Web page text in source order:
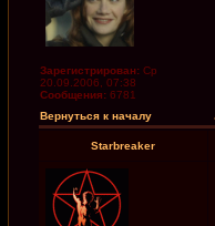
Зарегистрирован: Ср
20.09.2006, 07:38
Сообщения: 6781
Вернуться к началу
Starbreaker